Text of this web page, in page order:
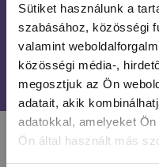
Sütiket használunk a
szabásához, közösségi
valamint
közösségi média-,
megosztjuk az Ön
adatait, akik
adatokkal, amelyeket
Ön által használt más
7-15H
LÉGY